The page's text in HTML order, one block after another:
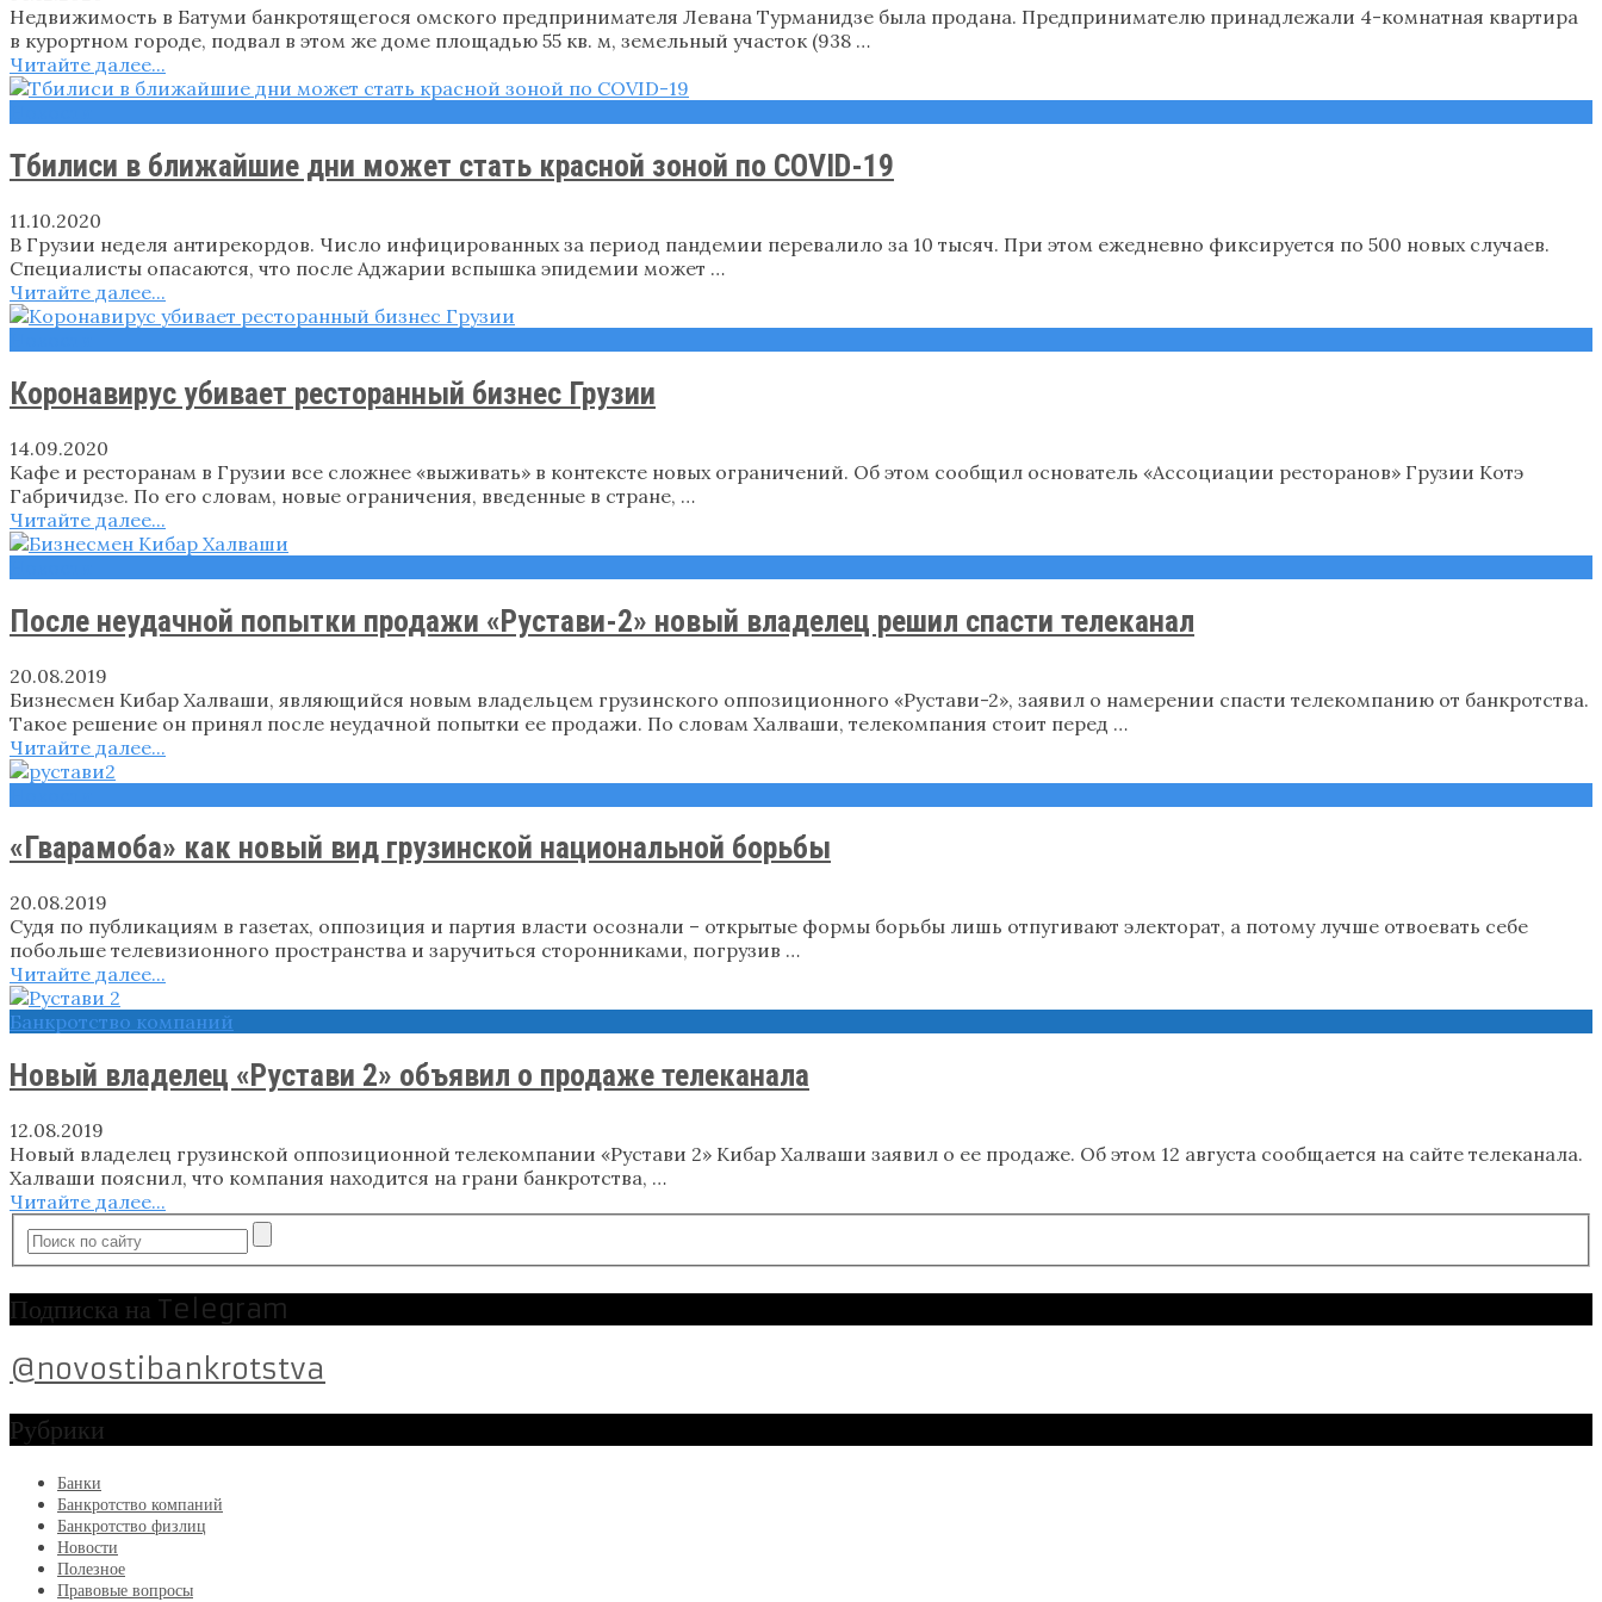
Недвижимость в Батуми банкротящегося омского предпринимателя Левана Турманидзе была продана. Предпринимателю принадлежали 4-комнатная квартира
в курортном городе, подвал в этом же доме площадью 55 кв. м, земельный участок (938 …
Читайте далее...
Тбилиси в ближайшие дни может стать красной зоной по COVID-19
11.10.2020
В Грузии неделя антирекордов. Число инфицированных за период пандемии перевалило за 10 тысяч. При этом ежедневно фиксируется по 500 новых случаев.
Специалисты опасаются, что после Аджарии вспышка эпидемии может …
Читайте далее...
Коронавирус убивает ресторанный бизнес Грузии
14.09.2020
Кафе и ресторанам в Грузии все сложнее «выживать» в контексте новых ограничений. Об этом сообщил основатель «Ассоциации ресторанов» Грузии Котэ
Габричидзе. По его словам, новые ограничения, введенные в стране, …
Читайте далее...
После неудачной попытки продажи «Рустави-2» новый владелец решил спасти телеканал
20.08.2019
Бизнесмен Кибар Халваши, являющийся новым владельцем грузинского оппозиционного «Рустави-2», заявил о намерении спасти телекомпанию от банкротства.
Такое решение он принял после неудачной попытки ее продажи. По словам Халваши, телекомпания стоит перед …
Читайте далее...
«Гварамоба» как новый вид грузинской национальной борьбы
20.08.2019
Судя по публикациям в газетах, оппозиция и партия власти осознали – открытые формы борьбы лишь отпугивают электорат, а потому лучше отвоевать себе
побольше телевизионного пространства и заручиться сторонниками, погрузив …
Читайте далее...
Банкротство компаний
Новый владелец «Рустави 2» объявил о продаже телеканала
12.08.2019
Новый владелец грузинской оппозиционной телекомпании «Рустави 2» Кибар Халваши заявил о ее продаже. Об этом 12 августа сообщается на сайте телеканала.
Халваши пояснил, что компания находится на грани банкротства, …
Читайте далее...
Подписка на Telegram
@novostibankrotstva
Рубрики
Банки
Банкротство компаний
Банкротство физлиц
Новости
Полезное
Правовые вопросы